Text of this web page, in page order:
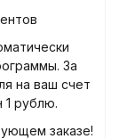
За
на ваш счет
1 рублю.
заказе!